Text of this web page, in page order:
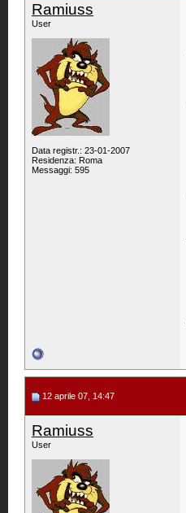
Ramiuss
User
Data registr.: 23-01-2007
Residenza: Roma
Messaggi: 595
12 aprile 07, 14:47
Ramiuss
User